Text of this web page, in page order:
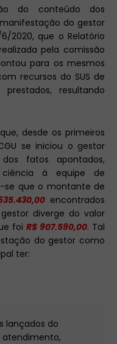
do conteúdo dos
do gestor
2020, que o Relatório
pela comissão
para os mesmos
recursos do SUS de
resultando
desde os primeiros
se iniciou o gestor
fatos apontados,
à equipe de
se que o montante de
encontrados
diverge do valor
foi R$ 907.590,00. Tal
do gestor como
ter:
lançados do
atendimento,